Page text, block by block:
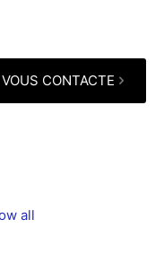
CONTACTE
all